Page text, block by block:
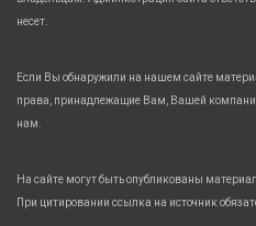
несет.
Если Вы обнаружили на нашем сайте
права, принадлежащие Вам, Вашей
нам.
На сайте могут быть опубликованы
При цитировании ссылка на источник